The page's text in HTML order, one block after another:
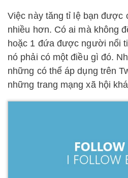
Việc này tăng tỉ lệ bạn được
nhiều hơn. Có ai mà không
hoặc 1 đứa được người nổi
nó phải có một điều gì đó.
những có thể áp dụng trên
những trang mạng xã hội